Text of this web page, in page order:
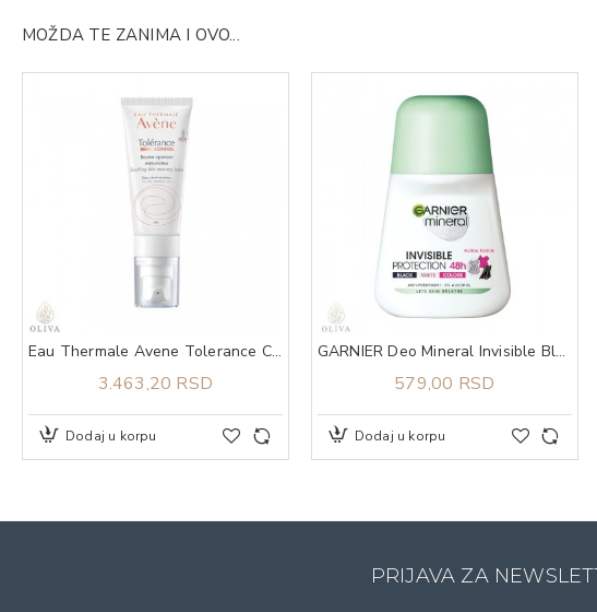
MOŽDA TE ZANIMA I OVO...
Eau Thermale Avene Tolerance Control balzam 40 ml
3.463,20 RSD
Dodaj u korpu
GARNIER Deo Mineral Invisible Black, White & Colors Roll-on 50 ml
579,00 RSD
Dodaj u korpu
PRIJAVA ZA